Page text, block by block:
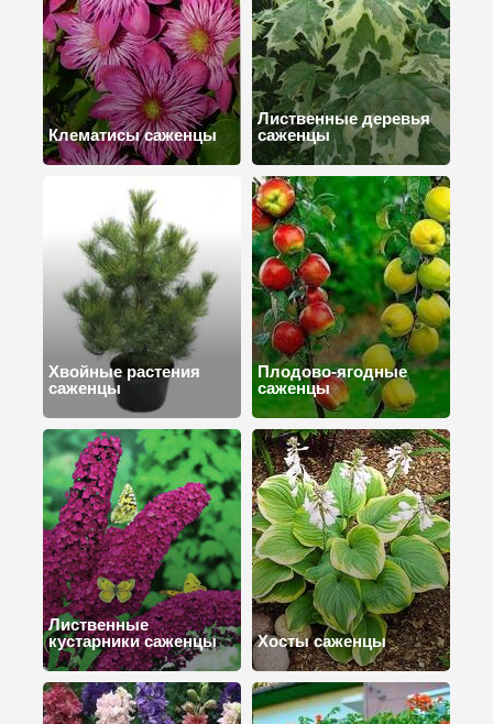
Клематисы саженцы
Лиственные деревья
саженцы
Хвойные растения
саженцы
Плодово-ягодные
саженцы
Лиственные
кустарники саженцы
Хосты саженцы